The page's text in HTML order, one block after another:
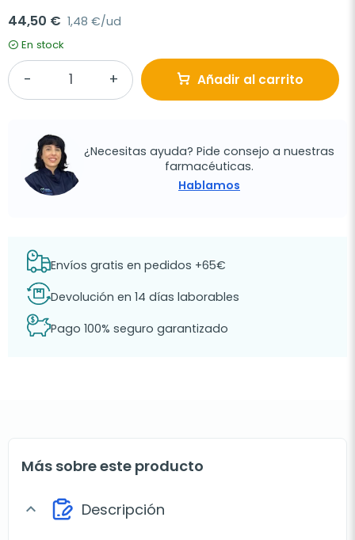
44,50 € 1,48 €/ud
En stock
Añadir al carrito
¿Necesitas ayuda? Pide consejo a nuestras
farmacéuticas.
Hablamos
Envíos gratis en pedidos +65€
Devolución en 14 días laborables
Pago 100% seguro garantizado
Más sobre este producto
expand_more Descripción